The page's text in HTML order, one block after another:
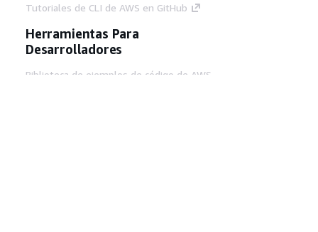
Tutoriales de CLI de AWS en GitHub
Herramientas Para
Desarrolladores
Biblioteca de ejemplos de código de AWS